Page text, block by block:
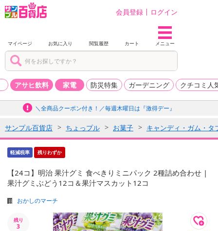
会員登録 ログイン
マイページ お気に入り 閲覧履歴 カート メニュー
アサヒ飲料 家電 防災特集 ガーデニング クチコミ人
＼全商品クーポン付き！／毎週木曜日は『激得デー』
サンプル百貨店 ちょっプル お菓子 キャンディ・ガム・タ
軽減税率 残りわずか
【24コ】明治 果汁グミ 食べきりミニパック 2種詰め合わせ |
果汁グミぶどう12コ＆果汁マスカット12コ
おかしのマーチ
残り
3